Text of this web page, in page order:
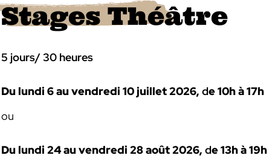
Stages Théâtre
5 jours/ 30 heures
Du lundi 6 au vendredi 10 juillet 2026, de 10h à 17h
ou
Du lundi 24 au vendredi 28 août 2026, de 13h à 19h